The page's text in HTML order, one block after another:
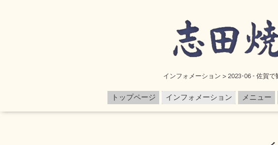
インフォメーション > 2023-06 - 佐賀
トップページ インフォメーション メニュー